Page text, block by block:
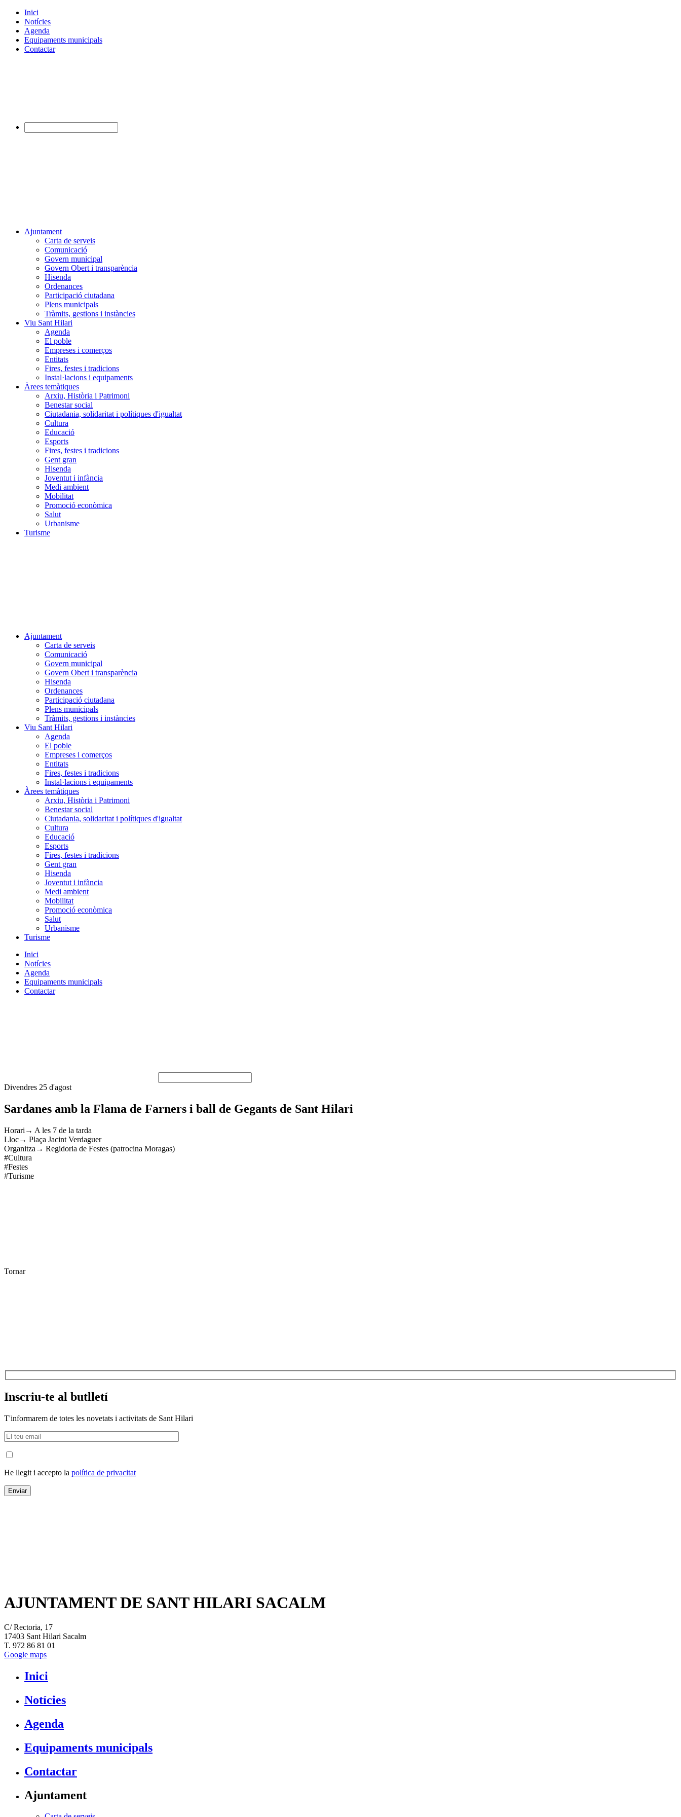
Inici
Notícies
Agenda
Equipaments municipals
Contactar
Ajuntament
Carta de serveis
Comunicació
Govern municipal
Govern Obert i transparència
Hisenda
Ordenances
Participació ciutadana
Plens municipals
Tràmits, gestions i instàncies
Viu Sant Hilari
Agenda
El poble
Empreses i comerços
Entitats
Fires, festes i tradicions
Instal·lacions i equipaments
Àrees temàtiques
Arxiu, Història i Patrimoni
Benestar social
Ciutadania, solidaritat i polítiques d'igualtat
Cultura
Educació
Esports
Fires, festes i tradicions
Gent gran
Hisenda
Joventut i infància
Medi ambient
Mobilitat
Promoció econòmica
Salut
Urbanisme
Turisme
Ajuntament
Carta de serveis
Comunicació
Govern municipal
Govern Obert i transparència
Hisenda
Ordenances
Participació ciutadana
Plens municipals
Tràmits, gestions i instàncies
Viu Sant Hilari
Agenda
El poble
Empreses i comerços
Entitats
Fires, festes i tradicions
Instal·lacions i equipaments
Àrees temàtiques
Arxiu, Història i Patrimoni
Benestar social
Ciutadania, solidaritat i polítiques d'igualtat
Cultura
Educació
Esports
Fires, festes i tradicions
Gent gran
Hisenda
Joventut i infància
Medi ambient
Mobilitat
Promoció econòmica
Salut
Urbanisme
Turisme
Inici
Notícies
Agenda
Equipaments municipals
Contactar
Divendres 25 d'agost
Sardanes amb la Flama de Farners i ball de Gegants de Sant Hilari
Horari→ A les 7 de la tarda
Lloc→ Plaça Jacint Verdaguer
Organitza→ Regidoria de Festes (patrocina Moragas)
#Cultura
#Festes
#Turisme
Tornar
Inscriu-te al butlletí
T'informarem de totes les novetats i activitats de Sant Hilari
He llegit i accepto la política de privacitat
AJUNTAMENT DE SANT HILARI SACALM
C/ Rectoria, 17
17403 Sant Hilari Sacalm
T. 972 86 81 01
Google maps
Inici
Notícies
Agenda
Equipaments municipals
Contactar
Ajuntament